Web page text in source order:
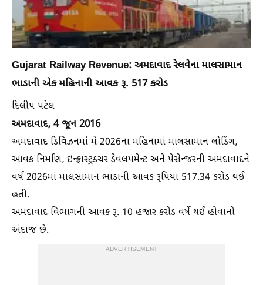
Gujarat Railway Revenue: અમદાવાદ રેલવેના માલસામાન
ભાડાની એક મહિનાની આવક રૂ. 517 કરોડ
દિલીપ પટેલ
અમદાવાદ, 4 જૂન 2016
અમદાવાદ ડિવિઝનમાં મે 2026ના મહિનામાં માલસામાન લોડિંગ,
આવક નિર્માણ, ઇન્ફ્રાસ્ટ્રક્ચર ડેવલપમેન્ટ અને પેસેન્જરની અમદાવાદને
વર્ષ 2026માં માલસામાન ભાડાની આવક રૂપિયા 517.34 કરોડ થઈ
હતી.
અમદાવાદ વિભાગની આવક રૂ. 10 હજાર કરોડ વર્ષે થઈ હોવાનો
અંદાજ છે.
ADVERTISEMENT